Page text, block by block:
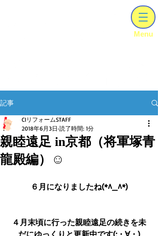
​Menu
記事
親睦遠足 in京都（将軍塚青
龍殿編）☺
CIリフォームSTAFF
2018年6月3日 読了時間: 1分
６月になりましたね(*^_^*)
４月末頃に行った親睦遠足の続きを未
だにゆっくりと更新中です(;・∀・)